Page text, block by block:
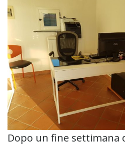
Dopo un fine settimana